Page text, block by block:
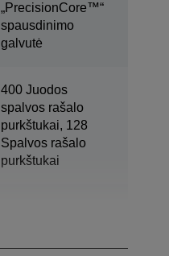
„PrecisionCore™“
spausdinimo
galvutė
400 Juodos
spalvos rašalo
purkštukai, 128
Spalvos rašalo
purkštukai